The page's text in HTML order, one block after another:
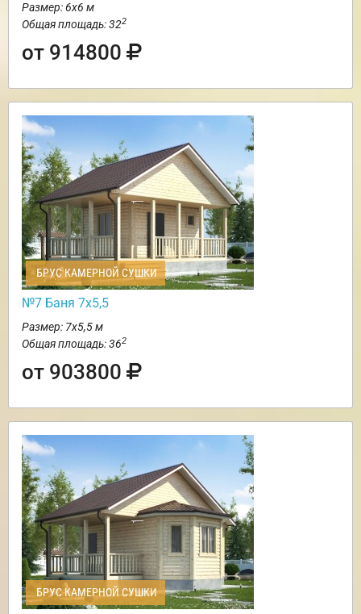
Размер: 6х6 м
Общая площадь: 322
от 914800
БРУС КАМЕРНОЙ СУШКИ
№7 Баня 7х5,5
Размер: 7х5,5 м
Общая площадь: 362
от 903800
БРУС КАМЕРНОЙ СУШКИ